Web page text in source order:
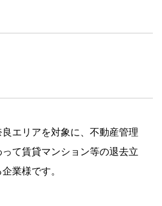
エリアを対象に、不動産管理
て賃貸マンション等の退去立
業様です。